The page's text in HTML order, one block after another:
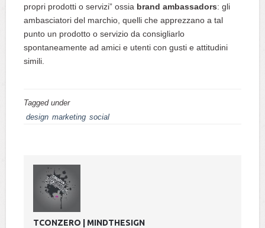
propri prodotti o servizi” ossia brand ambassadors: gli
ambasciatori del marchio, quelli che apprezzano a tal
punto un prodotto o servizio da consigliarlo
spontaneamente ad amici e utenti con gusti e attitudini
simili.
Tagged under
design marketing social
TCONZERO | MINDTHESIGN